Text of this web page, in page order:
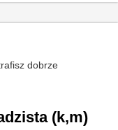
dobrze
(k,m)